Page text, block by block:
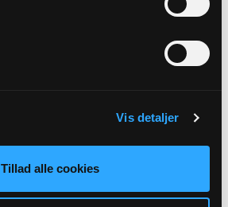
Vis detaljer
Tillad alle cookies